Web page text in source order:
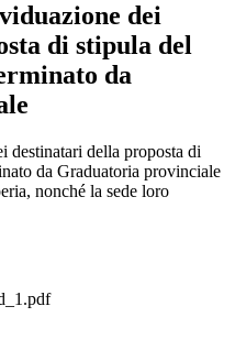
dei
di stipula del
da
della proposta di
da Graduatoria provinciale
nonché la sede loro